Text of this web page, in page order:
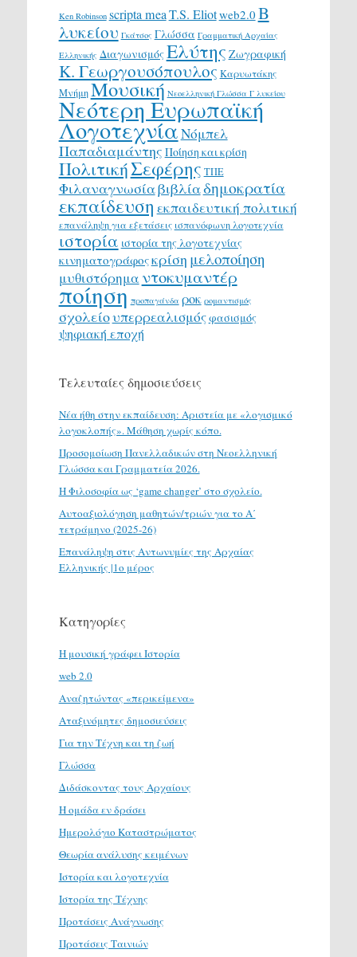
Ken Robinson scripta meaT.S. Eliotweb2.0 Β
λυκείου Γκάτσος Γλώσσα Γραμματική Αρχαίας
Ελληνικής ΔιαγωνισμόςΕλύτης Ζωγραφική
Κ. Γεωργουσόπουλος Καρυωτάκης
ΜνήμηΜουσική Νεοελληνική Γλώσσα Γ λυκείου
Νεότερη Ευρωπαϊκή
ΛογοτεχνίαΝόμπελ
Παπαδιαμάντης Ποίηση και κρίση
ΠολιτικήΣεφέρης ΤΠΕ
Φιλαναγνωσίαβιβλίαδημοκρατία
εκπαίδευση εκπαιδευτική πολιτική
επανάληψη για εξετάσεις ισπανόφωνη λογοτεχνία
ιστορία ιστορία της λογοτεχνίας
κινηματογράφοςκρίση μελοποίηση
μυθιστόρημα ντοκυμαντέρ
ποίηση προπαγάνδα ροκ ρομαντισμός
σχολείουπερρεαλισμόςφασισμός
ψηφιακή εποχή
Τελευταίες δημοσιεύσεις
Νέα ήθη στην εκπαίδευση: Αριστεία με «λογισμικό
λογοκλοπής». Μάθηση χωρίς κόπο.
Προσομοίωση Πανελλαδικών στη Νεοελληνική
Γλώσσα και Γραμματεία 2026.
H Φιλοσοφία ως ‘game changer’ στο σχολείο.
Αυτοαξιολόγηση μαθητών/τριών για το Α΄
τετράμηνο (2025-26)
Επανάληψη στις Αντωνυμίες της Αρχαίας
Ελληνικής |1ο μέρος
Κατηγορίες
H μουσική γράφει Ιστορία
web 2.0
Αναζητώντας «περικείμενα»
Αταξινόμητες δημοσιεύσεις
Για την Τέχνη και τη ζωή
Γλώσσα
Διδάσκοντας τους Αρχαίους
Η ομάδα εν δράσει
Ημερολόγιο Καταστρώματος
Θεωρία ανάλυσης κειμένων
Ιστορία και λογοτεχνία
Ιστορία της Τέχνης
Προτάσεις Ανάγνωσης
Προτάσεις Ταινιών